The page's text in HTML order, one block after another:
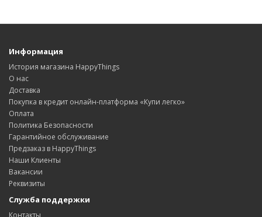
Информация
История магазина HappyThings
О нас
Доставка
Покупка в кредит онлайн-платформа «Купи легко»
Оплата
Политика Безопасности
Гарантийное обслуживание
Предзаказ в HappyThings
Наши Клиенты
Вакансии
Реквизиты
Служба поддержки